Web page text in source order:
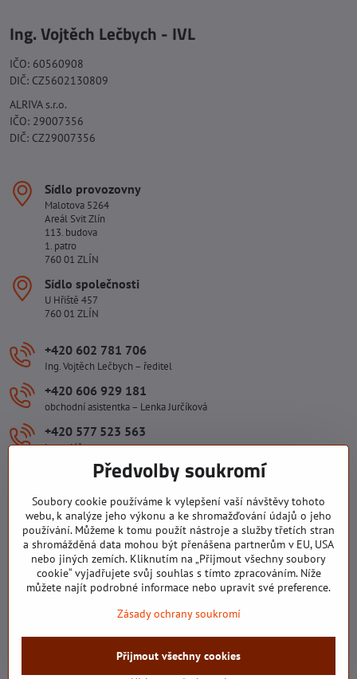
Ing. Vojtěch Lečbych - IVL
IČO: 60560908
DIČ: CZ5602130809
ALRIVA s.r.o.
IČO: 29007356
DIČ: CZ29007356
Sídlo provozovny
Malotova 5264
Areál Svit Zlín
113. budova
1. patro
760 01 ZLÍN
Sídlo společnosti
U Hřiště 457
760 01 ZLÍN
+420 602 781 706
Ing. Vojtěch Lečbych – ředitel
+420 606 929 181
obchodní asistentka – Lenka Jurčíková
+420 577 523 563
kancelář
ivlecbych​@seznam​.cz
Důležité odkazy
Všechny texty, obrázky a fotografie jsou majetkem společnosti Ing.
Vojtěch Lečbych - IVL. Kopírovat obsah těchto stránek můžete jen se
©2026Copyright
Předvolby soukromíZásady ochrany soukromíStav objednávky
Předvolby soukromí
Soubory cookie používáme k vylepšení vaší návštěvy tohoto
webu, k analýze jeho výkonu a ke shromažďování údajů o jeho
používání. Můžeme k tomu použít nástroje a služby třetích stran
a shromážděná data mohou být přenášena partnerům v EU, USA
nebo jiných zemích. Kliknutím na „Přijmout všechny soubory
cookie“ vyjadřujete svůj souhlas s tímto zpracováním. Níže
můžete najít podrobné informace nebo upravit své preference.
Zásady ochrany soukromí
Přijmout všechny cookies